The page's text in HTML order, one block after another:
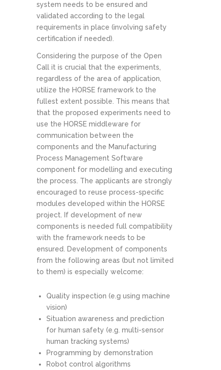
system needs to be ensured and
validated according to the legal
requirements in place (involving safety
certification if needed).
Considering the purpose of the Open
Call it is crucial that the experiments,
regardless of the area of application,
utilize the HORSE framework to the
fullest extent possible. This means that
that the proposed experiments need to
use the HORSE middleware for
communication between the
components and the Manufacturing
Process Management Software
component for modelling and executing
the process. The applicants are strongly
encouraged to reuse process-specific
modules developed within the HORSE
project. If development of new
components is needed full compatibility
with the framework needs to be
ensured. Development of components
from the following areas (but not limited
to them) is especially welcome:
Quality inspection (e.g using machine
vision)
Situation awareness and prediction
for human safety (e.g. multi-sensor
human tracking systems)
Programming by demonstration
Robot control algorithms